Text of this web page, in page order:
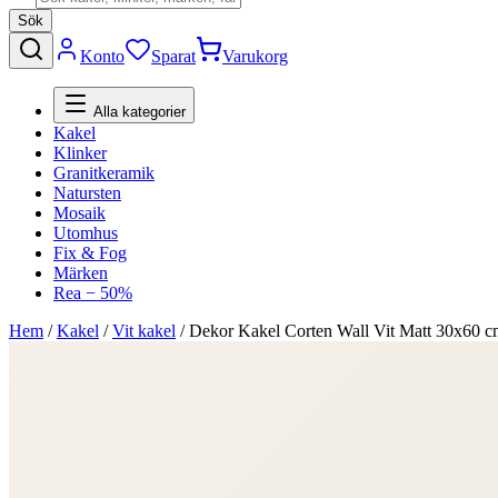
Sök
Konto Sparat Varukorg
Alla kategorier
Kakel
Klinker
Granitkeramik
Natursten
Mosaik
Utomhus
Fix & Fog
Märken
Rea − 50%
Hem /Kakel /Vit kakel /Dekor Kakel Corten Wall Vit Matt 30x60